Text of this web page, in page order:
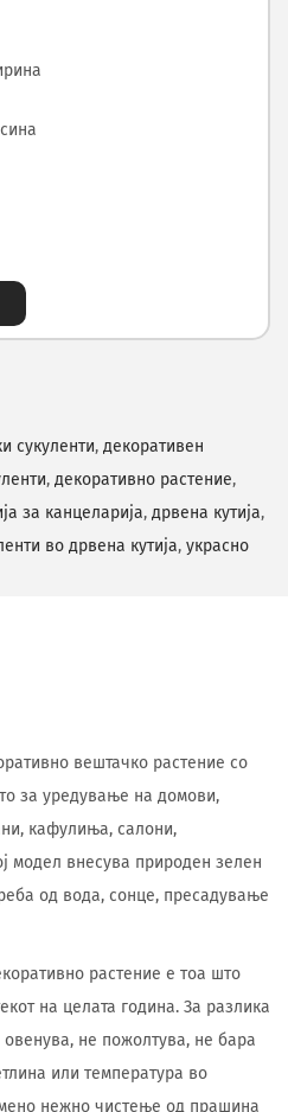
сукуленти, декоративен
, декоративно растение,
за канцеларија, дрвена кутија,
во дрвена кутија, украсно
вештачко растение со
за уредување на домови,
кафулиња, салони,
модел внесува природен зелен
од вода, сонце, пресадување
растение е тоа што
на целата година. За разлика
не пожолтува, не бара
или температура во
нежно чистење од прашина